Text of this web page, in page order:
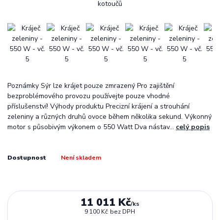
Poznámky Sýr lze krájet pouze zmrazený Pro zajištění
bezproblémového provozu používejte pouze vhodné
příslušenství! Výhody produktu Precizní krájení a strouhání
zeleniny a různých druhů ovoce během několika sekund. Výkonný
motor s působivým výkonem o 550 Watt Dva nástav... celý popis
Dostupnost Není skladem
11 011 Kč/ks
9 100 Kč bez DPH